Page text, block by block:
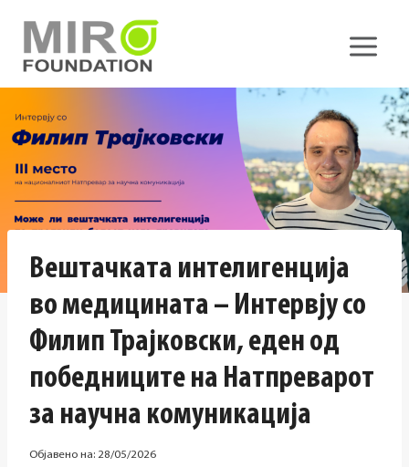
content
Вештачката интелигенција
во медицината – Интервју со
Филип Трајковски, еден од
победниците на Натпреварот
за научна комуникација
Објавено на: 28/05/2026